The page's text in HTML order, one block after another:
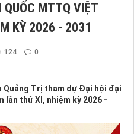
MTTQ VIỆT
KỲ 2026 - 2031
124 0
Trị tham dự Đại hội đại
lần thứ XI, nhiệm kỳ 2026 -